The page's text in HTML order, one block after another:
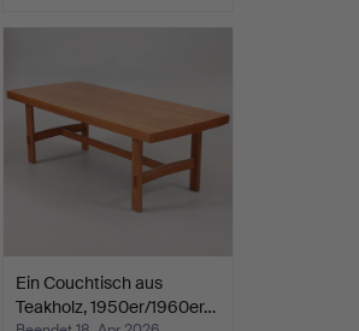
Ein Couchtisch aus
Teakholz, 1950er/1960er…